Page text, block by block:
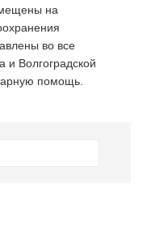
на
во все
и Волгоградской
помощь.